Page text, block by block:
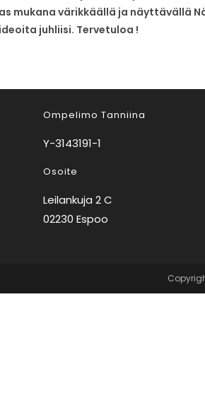
mukana värikkäällä ja näyttävällä
juhliisi. Tervetuloa !
Ompelimo Tanniina
Y-3143191-1
Osoite
Leilankuja 2 C
02230 Espoo